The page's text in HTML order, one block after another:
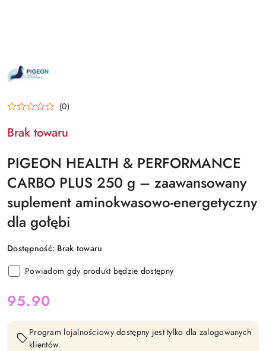
PRODUCENTA:
PHP
(0)
Brak towaru
PIGEON HEALTH & PERFORMANCE
CARBO PLUS 250 g – zaawansowany
suplement aminokwasowo-energetyczny
dla gołębi
Dostępność: Brak towaru
Powiadom gdy produkt będzie dostępny
cena:
95.90
Program lojalnościowy dostępny jest tylko dla zalogowanych
klientów.